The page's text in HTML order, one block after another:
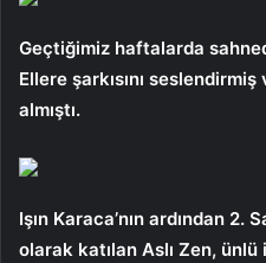
Geçtiğimiz haftalarda
Ellere şarkısını
almıştı.
Işın Karaca’nın ardından 2.
olarak katılan Aslı Zen,